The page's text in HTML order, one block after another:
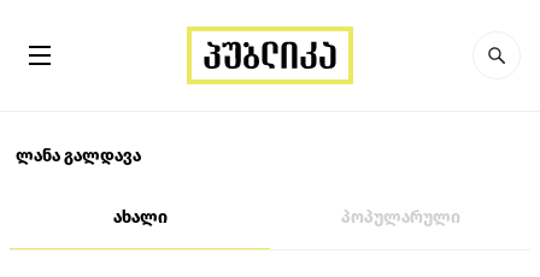
ლანა გალდავა
ახალი პოპულარული